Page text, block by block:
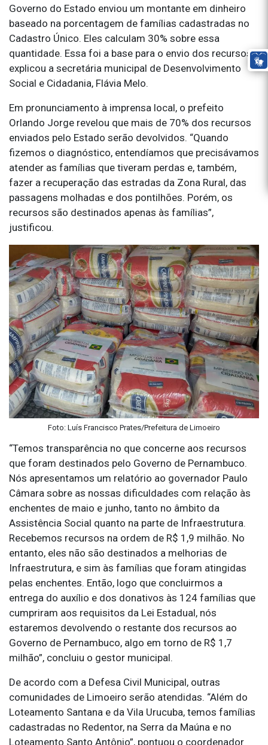
Governo do Estado enviou um montante em dinheiro
baseado na porcentagem de famílias cadastradas no
Cadastro Único. Eles calculam 30% sobre essa
quantidade. Essa foi a base para o envio dos recursos”,
explicou a secretária municipal de Desenvolvimento
Social e Cidadania, Flávia Melo.
Em pronunciamento à imprensa local, o prefeito
Orlando Jorge revelou que mais de 70% dos recursos
enviados pelo Estado serão devolvidos. “Quando
fizemos o diagnóstico, entendíamos que precisávamos
atender as famílias que tiveram perdas e, também,
fazer a recuperação das estradas da Zona Rural, das
passagens molhadas e dos pontilhões. Porém, os
recursos são destinados apenas às famílias”,
justificou.
Foto: Luís Francisco Prates/Prefeitura de Limoeiro
“Temos transparência no que concerne aos recursos
que foram destinados pelo Governo de Pernambuco.
Nós apresentamos um relatório ao governador Paulo
Câmara sobre as nossas dificuldades com relação às
enchentes de maio e junho, tanto no âmbito da
Assistência Social quanto na parte de Infraestrutura.
Recebemos recursos na ordem de R$ 1,9 milhão. No
entanto, eles não são destinados a melhorias de
Infraestrutura, e sim às famílias que foram atingidas
pelas enchentes. Então, logo que concluirmos a
entrega do auxílio e dos donativos às 124 famílias que
cumpriram aos requisitos da Lei Estadual, nós
estaremos devolvendo o restante dos recursos ao
Governo de Pernambuco, algo em torno de R$ 1,7
milhão”, concluiu o gestor municipal.
De acordo com a Defesa Civil Municipal, outras
comunidades de Limoeiro serão atendidas. “Além do
Loteamento Santana e da Vila Urucuba, temos famílias
cadastradas no Redentor, na Serra da Maúna e no
Loteamento Santo Antônio”, pontuou o coordenador